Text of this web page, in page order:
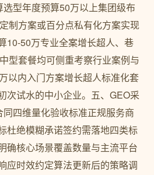
型年度预算50万以上集团级布
制方案或百分点私有化方案实现
10-50万专业全案增长超人、巷
型套餐均可侧重考察行业案例与
以内入门方案增长超人标准化套
次试水的中小企业。五、GEO采
四维量化验收标准正规服务商
杜绝模糊承诺签约需落地四类标
确核心场景覆盖数量与主流平台
应时效约定算法更新后的策略调